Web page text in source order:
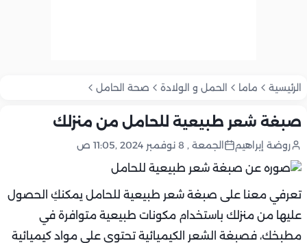
الرئيسية ماما الحمل و الولادة صحة الحامل
صبغة شعر طبيعية للحامل من منزلك
روضة إبراهيم الجمعة , 8 نوفمبر 2024 ,11:05 ص
تعرفي معنا على صبغة شعر طبيعية للحامل يمكنكِ الحصول
عليها من منزلك باستخدام مكونات طبيعية متوافرة في
مطبخك، فصبغة الشعر الكيميائية تحتوي على مواد كيميائية